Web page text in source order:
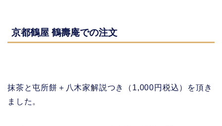
京都鶴屋 鶴壽庵での注文
抹茶と屯所餅＋八木家解説つき（1,000円税込）を頂き
ました。